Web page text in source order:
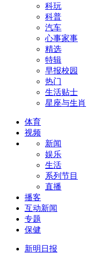
科玩
科普
汽车
心事家事
精选
特辑
早报校园
热门
生活贴士
星座与生肖
体育
视频
新闻
娱乐
生活
系列节目
直播
播客
互动新闻
专题
保健
新明日报